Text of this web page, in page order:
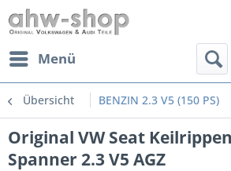
Menü
Übersicht BENZIN 2.3 V5 (150 PS)
Original VW Seat
Spanner 2.3 V5 AGZ